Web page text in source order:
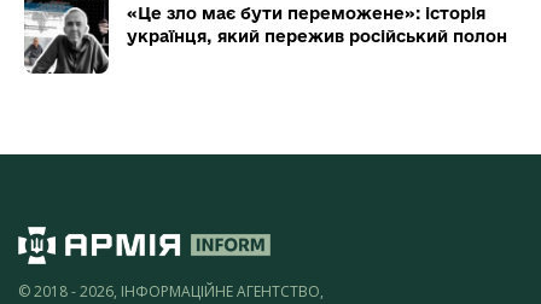
«Це зло має бути переможене»: історія
українця, який пережив російський полон
© 2018 - 2026, ІНФОРМАЦІЙНЕ АГЕНТСТВО,